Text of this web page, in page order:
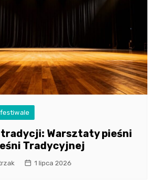
tradycji: Warsztaty pieśni
Tradycyjnej
1 lipca 2026